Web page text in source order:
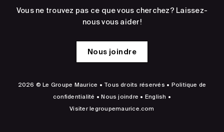
Vous ne trouvez pas ce que vous cherchez? Laissez-
nous vous aider!
Nous joindre
2026 © Le Groupe Maurice • Tous droits réservés • Politique de
confidentialité •Nous joindre • English •
Visiterlegroupemaurice.com